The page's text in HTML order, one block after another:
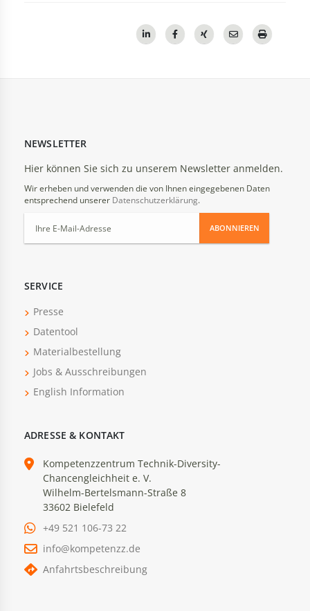
NEWSLETTER
Hier können Sie sich zu unserem Newsletter anmelden.
Wir erheben und verwenden die von Ihnen eingegebenen Daten
entsprechend unserer Datenschutzerklärung.
ABONNIEREN
SERVICE
Presse
Datentool
Materialbestellung
Jobs & Ausschreibungen
English Information
ADRESSE & KONTAKT
Kompetenzzentrum Technik-Diversity-
Chancengleichheit e. V.
Wilhelm-Bertelsmann-Straße 8
33602 Bielefeld
+49 521 106-73 22
info@kompetenzz.de
Anfahrtsbeschreibung